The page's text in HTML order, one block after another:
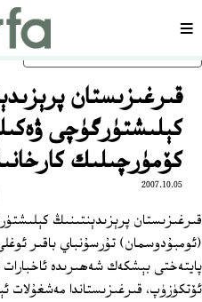
ئاساسلىق مەزمۇنغا ئاتلاڭسەھىپە
قىرغىزىستان
كېلىشتۈرگۈچى
كۆمۈرچىلىك
2007.10.05
قىرغىزىستان پرېزىدېنتىنىڭ
(ئومبۇدوسمان) تۇرسۇنباي باقىر
پايتەختى بېشكەك شەھىرىدە
ئۆتكۈزۈپ، قىرغىزىستاندا مەشغۇلات